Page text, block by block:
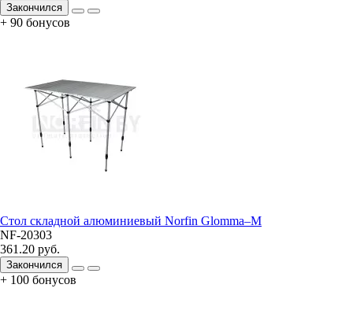
Закончился
+ 90 бонусов
Стол складной алюминиевый Norfin Glomma–M
NF-20303
361.20 руб.
Закончился
+ 100 бонусов